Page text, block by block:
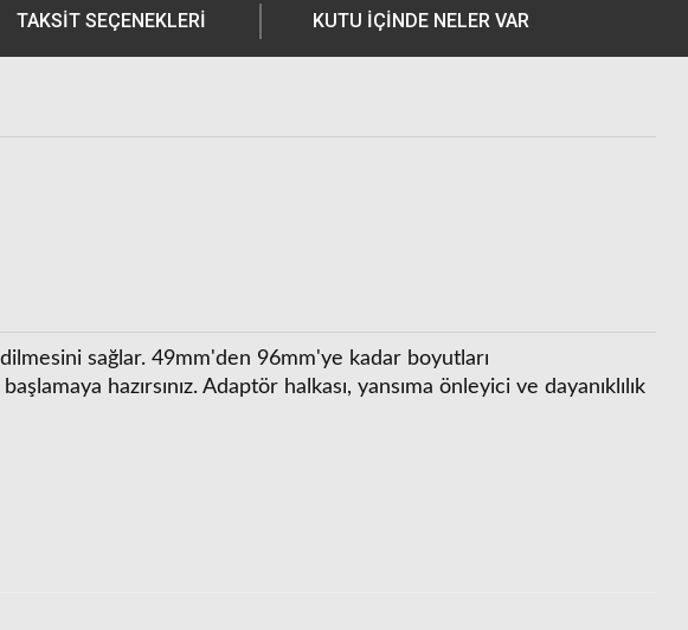
TAKSIT SEÇENEKLERI KUTU İÇİNDE NELER VAR
sağlar. 49mm'den 96mm'ye kadar boyutları
hazırsınız. Adaptör halkası, yansıma önleyici ve dayanıklılık